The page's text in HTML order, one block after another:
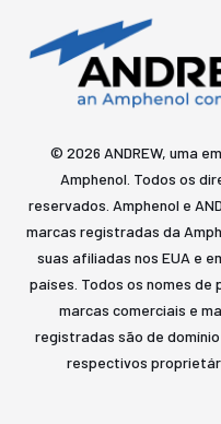
© 2026 ANDREW, uma
Amphenol. Todos os
reservados. Amphenol e
marcas registradas da
suas afiliadas nos EUA e
países. Todos os nomes de
marcas comerciais e
registradas são de
respectivos